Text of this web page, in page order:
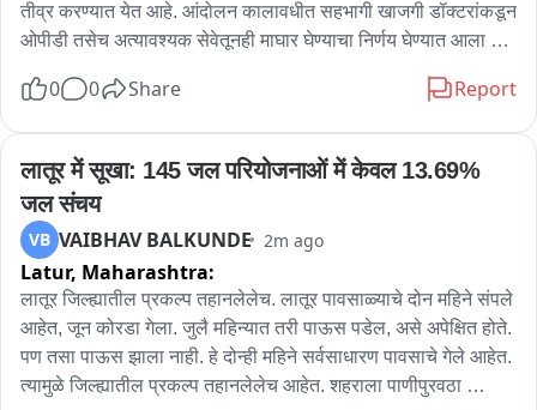
दाखवलेल्या धाडसाचे सर्वत्र कौतुक होत आहे..
आहे.. वन विभागाने लावलेल्या पिंजऱ्याला देखील बिबट्या हुलकावणी देत
नागरिकांमध्ये भितीचे वातावरण पसरले आहे..
तीव्र करण्यात येत आहे. आंदोलन कालावधीत सहभागी खाजगी डॉक्टरांकडून
ओपीडी तसेच अत्यावश्यक सेवेतूनही माघार घेण्याचा निर्णय घेण्यात आला
एएसएमआय तसेच विविध वैद्यकीय विद्यार्थी संघटना, निवासी डॉक्टर,
आंदोलन कालावधीत डॉक्टरांकडून ओपीडी तसेच अत्यावश्यक सेवा बंद
ठेवण्यात येणार आहे त्यामुळे रुग्णसेवा प्रभावित होणार आहे.
0 0 Share Report
लातूर में सूखा: 145 जल परियोजनाओं में केवल 13.69%
जल संचय
VB VAIBHAV BALKUNDE 2m ago
Latur, Maharashtra:
लातूर जिल्ह्यातील प्रकल्प तहानलेलेच. लातूर पावसाळ्याचे दोन महिने संपले
आहेत, जून कोरडा गेला. जुलै महिन्यात तरी पाऊस पडेल, असे अपेक्षित होते.
पण तसा पाऊस झाला नाही. हे दोन्ही महिने सर्वसाधारण पावसाचे गेले आहेत.
त्यामुळे जिल्ह्यातील प्रकल्प तहानलेलेच आहेत. शहराला पाणीपुरवठा